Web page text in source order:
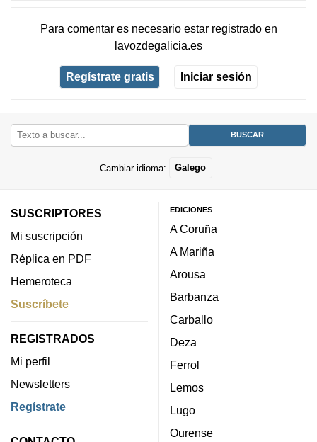
Para comentar es necesario estar registradoen
lavozdegalicia.es
Regístrate gratis Iniciar sesión
Cambiar idioma: Galego
SUSCRIPTORES
Mi suscripción
Réplica en PDF
Hemeroteca
Suscríbete
REGISTRADOS
Mi perfil
Newsletters
Regístrate
EDICIONES
A Coruña
A Mariña
Arousa
Barbanza
Carballo
Deza
Ferrol
Lemos
Lugo
Ourense